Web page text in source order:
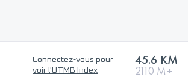
Connectez-vous pour
voir l'UTMB Index
45.6 KM
2110 M+